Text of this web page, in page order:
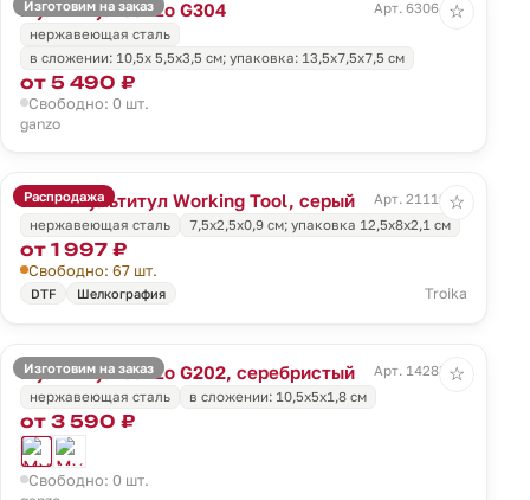
Изготовим на заказ
Мультитул Ganzo G304
Арт. 63064.31
нержавеющая сталь
в сложении: 10,5х 5,5х3,5 см; упаковка: 13,5х7,5х7,5 см
от 5 490 ₽
Свободно: 0 шт.
ganzo
☆
Распродажа
Мини-мультитул Working Tool, серый
Арт. 21119.10
нержавеющая сталь
7,5х2,5х0,9 см; упаковка 12,5х8х2,1 см
от 1 997 ₽
Свободно: 67 шт.
DTF Шелкография Troika
☆
Изготовим на заказ
Мультитул Ganzo G202, серебристый
Арт. 14283.10
нержавеющая сталь
в сложении: 10,5х5х1,8 см
от 3 590 ₽
Свободно: 0 шт.
☆